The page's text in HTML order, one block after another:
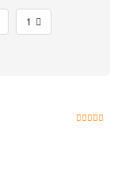
1